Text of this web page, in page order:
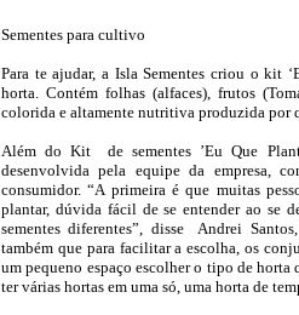
Sementes para cultivo
Para te ajudar, a Isla Sementes criou o kit
horta. Contém folhas (alfaces), frutos
colorida e altamente nutritiva produzida por
Além do Kit de sementes ’Eu Que
desenvolvida pela equipe da empresa,
consumidor. “A primeira é que muitas
plantar, dúvida fácil de se entender ao se
sementes diferentes”, disse Andrei
também que para facilitar a escolha, os
um pequeno espaço escolher o tipo de horta
ter várias hortas em uma só, uma horta de